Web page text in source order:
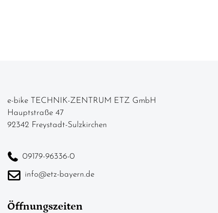
e-bike TECHNIK-ZENTRUM ETZ GmbH
Hauptstraße 47
92342 Freystadt-Sulzkirchen
09179-96336-0
info@etz-bayern.de
Öffnungszeiten